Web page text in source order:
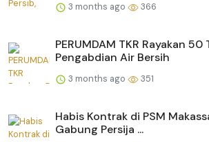
3 months ago 366
PERUMDAM TKR Rayakan 50
Pengabdian Air Bersih
3 months ago 351
Habis Kontrak di PSM
Gabung Persija ...